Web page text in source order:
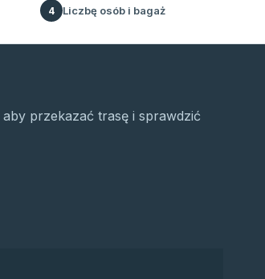
4 Liczbę osób i bagaż
przekazać trasę i sprawdzić